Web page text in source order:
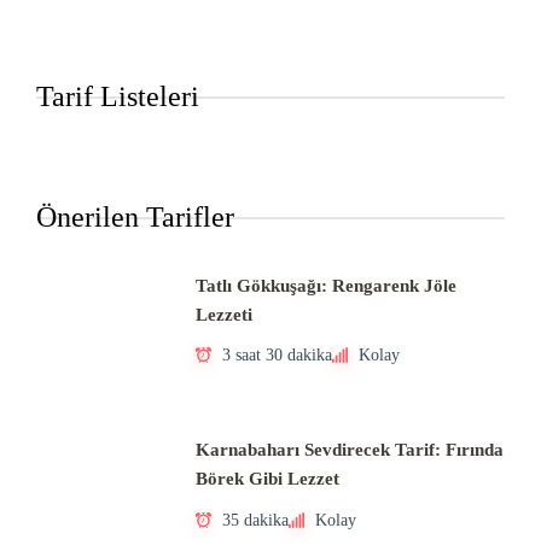
Tarif Listeleri
Önerilen Tarifler
Tatlı Gökkuşağı: Rengarenk Jöle
Lezzeti
3 saat 30 dakika Kolay
Karnabaharı Sevdirecek Tarif: Fırında
Börek Gibi Lezzet
35 dakika Kolay